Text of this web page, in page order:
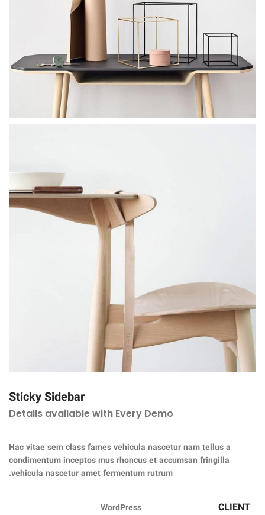
Sticky Sidebar
Details available with Every Demo
Hac vitae sem class fames vehicula nascetur nam tellus a
condimentum inceptos mus rhoncus et accumsan fringilla
vehicula nascetur amet fermentum rutrum.
CLIENT
WordPress